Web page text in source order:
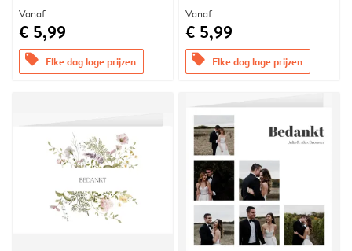
Vanaf
€ 5,99
offers Elke dag lage prijzen
Vanaf
€ 5,99
offers Elke dag lage prijzen